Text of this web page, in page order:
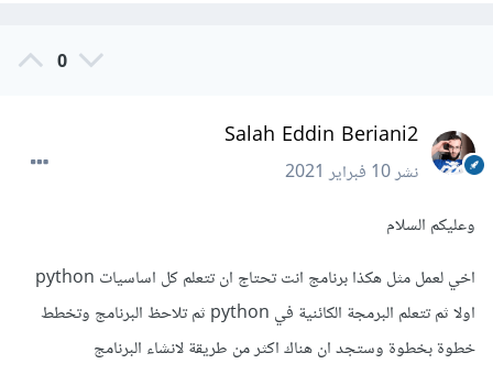
0
Salah Eddin Beriani2
نشر10 فبراير 2021
وعليكم السلام
اخي لعمل مثل هكذا برنامج انت تحتاج ان تتعلم كل اساسيات python
اولا ثم تتعلم البرمجة الكائنية في python ثم تلاحظ البرنامج وتخطط
خطوة بخطوة وستجد ان هناك اكثر من طريقة لانشاء البرنامج